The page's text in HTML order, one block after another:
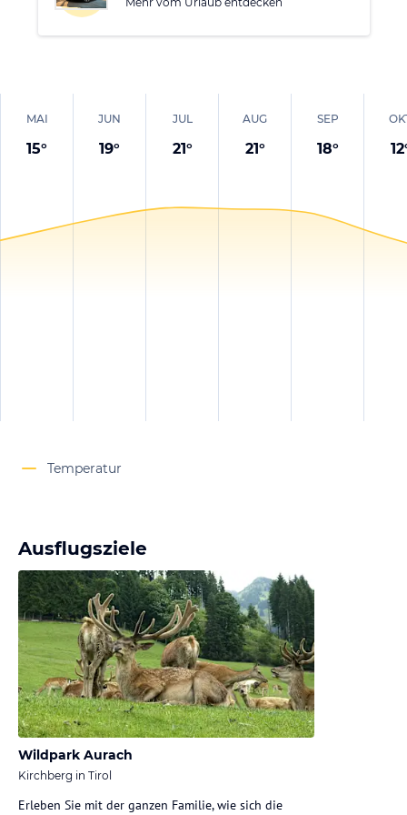
MAI
15°
JUN
19°
JUL
21°
AUG
21°
SEP
18° 12
Temperatur
Ausflugsziele
Wildpark Aurach
Kirchberg in Tirol
Erleben Sie mit der ganzen Familie, wie sich die